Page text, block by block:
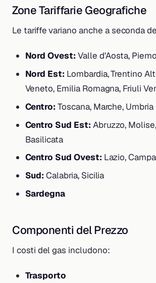
Zone Tariffarie Geografiche
Le tariffe variano anche a seconda
Nord Ovest: Valle d’Aosta,
Nord Est: Lombardia, Trentino
Veneto, Emilia Romagna, Friuli
Centro: Toscana, Marche, Umbria
Centro Sud Est: Abruzzo,
Basilicata
Centro Sud Ovest: Lazio,
Sud: Calabria, Sicilia
Sardegna
Componenti del Prezzo
I costi del gas includono:
Trasporto